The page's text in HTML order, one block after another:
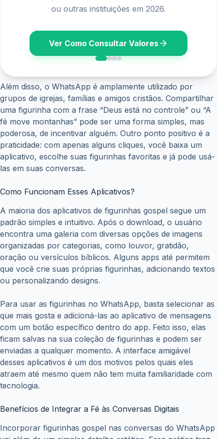
salarial diretamente no seu banco ou aplicativo.
Ver Calendário
Além disso, o WhatsApp é amplamente utilizado por
grupos de igrejas, famílias e amigos cristãos. Compartilhar
uma figurinha com a frase “Deus está no controle” ou “A
fé move montanhas” pode ser uma forma simples, mas
poderosa, de incentivar alguém. Outro ponto positivo é a
praticidade: com apenas alguns cliques, você baixa um
aplicativo, escolhe suas figurinhas favoritas e já pode usá-
las em suas conversas.
Como Funcionam Esses Aplicativos?
A maioria dos aplicativos de figurinhas gospel segue um
padrão simples e intuitivo. Após o download, o usuário
encontra uma galeria com diversas opções de imagens
organizadas por categorias, como louvor, gratidão,
oração ou versículos bíblicos. Alguns apps até permitem
que você crie suas próprias figurinhas, adicionando textos
ou personalizando designs.
Para usar as figurinhas no WhatsApp, basta selecionar as
que mais gosta e adicioná-las ao aplicativo de mensagens
com um botão específico dentro do app. Feito isso, elas
ficam salvas na sua coleção de figurinhas e podem ser
enviadas a qualquer momento. A interface amigável
desses aplicativos é um dos motivos pelos quais eles
atraem até mesmo quem não tem muita familiaridade com
tecnologia.
Benefícios de Integrar a Fé às Conversas Digitais
Incorporar figurinhas gospel nas conversas do WhatsApp